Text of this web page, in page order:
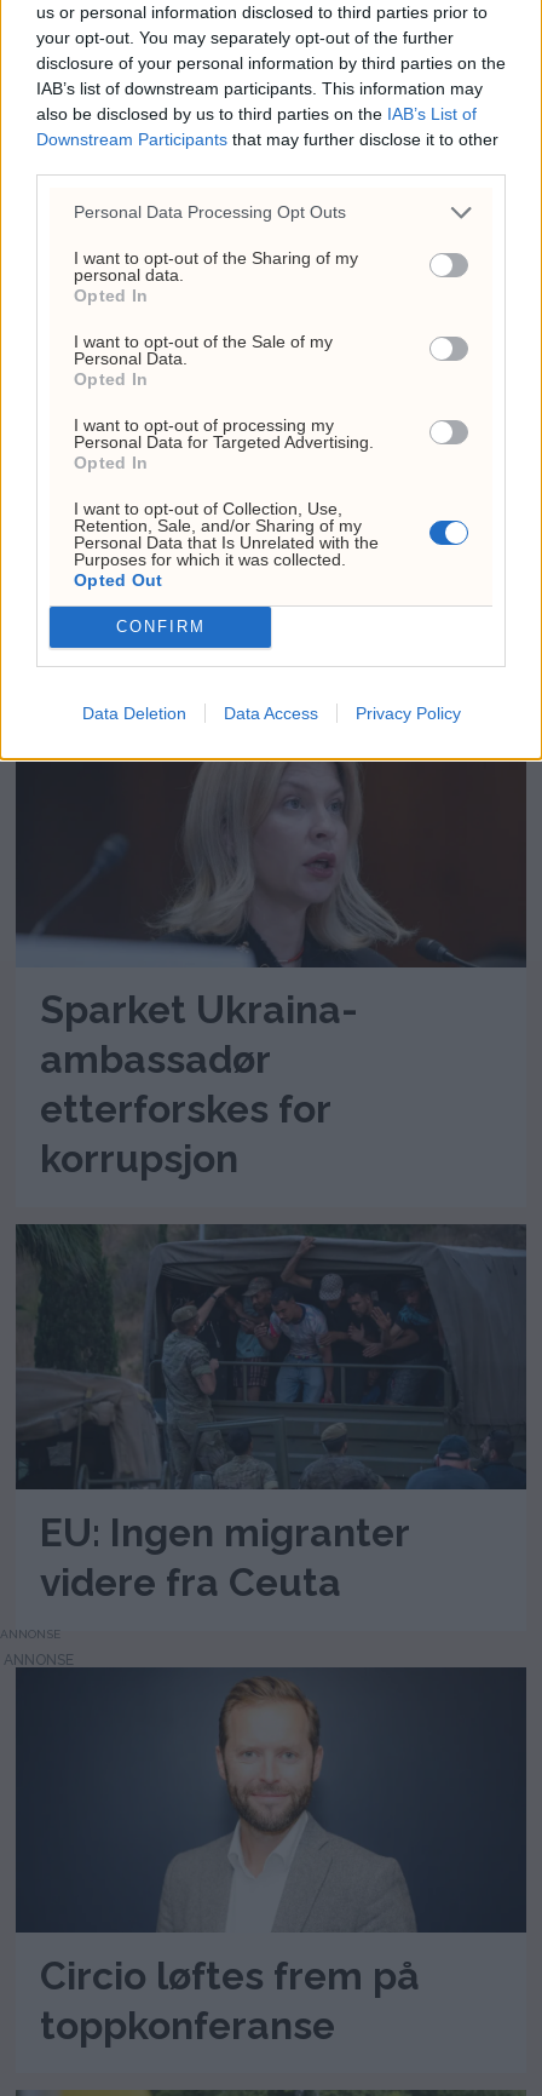
us or personal information disclosed to third parties prior to
your opt-out. You may separately opt-out of the further
disclosure of your personal information by third parties on the
IAB’s list of downstream participants. This information may
also be disclosed by us to third parties on the IAB’s List of
Downstream Participants that may further disclose it to other
Personal Data Processing Opt Outs
I want to opt-out of the Sharing of my
personal data.
Opted In
I want to opt-out of the Sale of my
Personal Data.
Opted In
I want to opt-out of processing my
Personal Data for Targeted Advertising.
Opted In
I want to opt-out of Collection, Use,
Retention, Sale, and/or Sharing of my
Personal Data that Is Unrelated with the
Purposes for which it was collected.
Opted Out
CONFIRM
Data Deletion Data Access Privacy Policy
Fauci holdes i forakt for
Kongressen
Slakter Bech Holtes
Norge-fortelling: –
Maga-aktig
Sparket Ukraina-
ambassadør
etterforskes for
korrupsjon
EU: Ingen migranter
videre fra Ceuta
ANNONSE
Circio løftes frem på
toppkonferanse